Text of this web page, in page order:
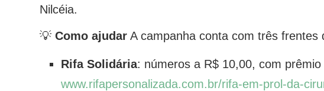
Nilcéia.
💡 Como ajudar A campanha conta com três frentes
Rifa Solidária: números a R$ 10,00, com
www.rifapersonalizada.com.br/rifa-em-prol-da-